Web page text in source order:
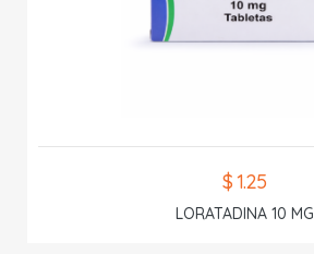
$ 1.25
LORATADINA 10 MG